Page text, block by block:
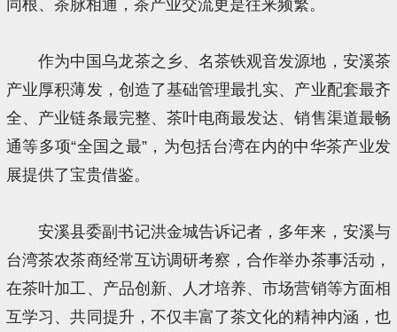
同根、茶脉相通，茶产业交流更是往来频繁。
作为中国乌龙茶之乡、名茶铁观音发源地，安溪茶
产业厚积薄发，创造了基础管理最扎实、产业配套最齐
全、产业链条最完整、茶叶电商最发达、销售渠道最畅
通等多项“全国之最”，为包括台湾在内的中华茶产业发
展提供了宝贵借鉴。
安溪县委副书记洪金城告诉记者，多年来，安溪与
台湾茶农茶商经常互访调研考察，合作举办茶事活动，
在茶叶加工、产品创新、人才培养、市场营销等方面相
互学习、共同提升，不仅丰富了茶文化的精神内涵，也